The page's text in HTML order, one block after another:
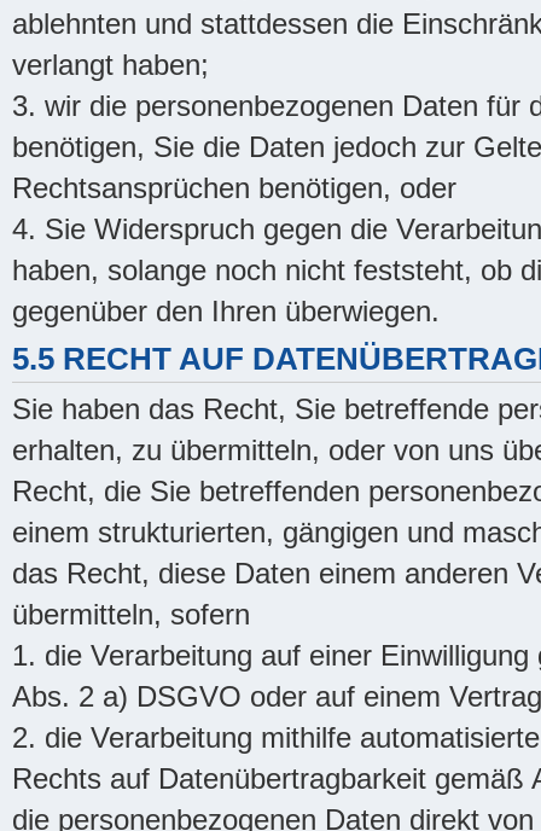
ablehnten und stattdessen die
verlangt haben;
3. wir die personenbezogenen Daten für
benötigen, Sie die Daten jedoch zur
Rechtsansprüchen benötigen, oder
4. Sie Widerspruch gegen die
haben, solange noch nicht feststeht, ob
gegenüber den Ihren überwiegen.
5.5 RECHT AUF
Sie haben das Recht, Sie betreffende
erhalten, zu übermitteln, oder von uns
Recht, die Sie betreffenden
einem strukturierten, gängigen und
das Recht, diese Daten einem anderen
übermitteln, sofern
1. die Verarbeitung auf einer
Abs. 2 a) DSGVO oder auf einem
2. die Verarbeitung mithilfe
Rechts auf Datenübertragbarkeit
die personenbezogenen Daten direkt